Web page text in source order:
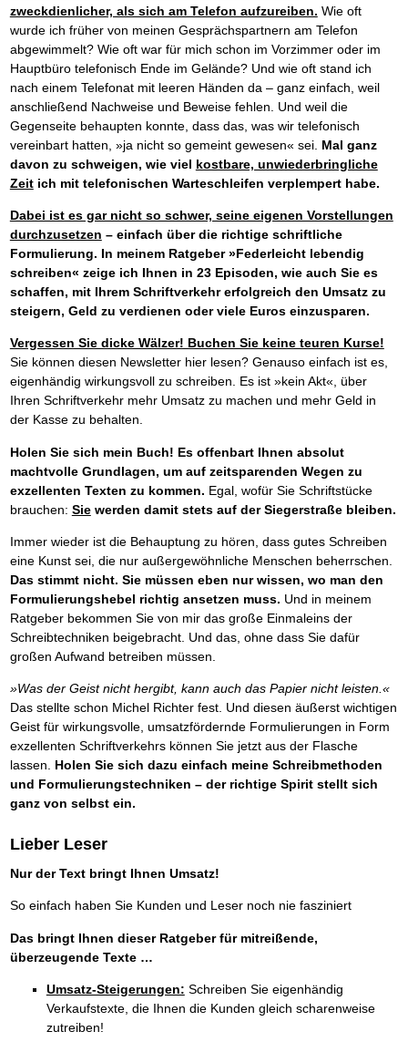
zweckdienlicher, als sich am Telefon aufzureiben. Wie oft
wurde ich früher von meinen Gesprächspartnern am Telefon
abgewimmelt? Wie oft war für mich schon im Vorzimmer oder im
Hauptbüro telefonisch Ende im Gelände? Und wie oft stand ich
nach einem Telefonat mit leeren Händen da – ganz einfach, weil
anschließend Nachweise und Beweise fehlen. Und weil die
Gegenseite behaupten konnte, dass das, was wir telefonisch
vereinbart hatten, »ja nicht so gemeint gewesen« sei. Mal ganz
davon zu schweigen, wie viel kostbare, unwiederbringliche
Zeitich mit telefonischen Warteschleifen verplempert habe.
Dabei ist es gar nicht so schwer, seine eigenen Vorstellungen
durchzusetzen – einfach über die richtige schriftliche
Formulierung. In meinem Ratgeber »Federleicht lebendig
schreiben« zeige ich Ihnen in 23 Episoden, wie auch Sie es
schaffen, mit Ihrem Schriftverkehr erfolgreich den Umsatz zu
steigern, Geld zu verdienen oder viele Euros einzusparen.
Vergessen Sie dicke Wälzer! Buchen Sie keine teuren Kurse!
Sie können diesen Newsletter hier lesen? Genauso einfach ist es,
eigenhändig wirkungsvoll zu schreiben. Es ist »kein Akt«, über
Ihren Schriftverkehr mehr Umsatz zu machen und mehr Geld in
der Kasse zu behalten.
Holen Sie sich mein Buch! Es offenbart Ihnen absolut
machtvolle Grundlagen, um auf zeitsparenden Wegen zu
exzellenten Texten zu kommen. Egal, wofür Sie Schriftstücke
brauchen: Siewerden damit stets auf der Siegerstraße bleiben.
Immer wieder ist die Behauptung zu hören, dass gutes Schreiben
eine Kunst sei, die nur außergewöhnliche Menschen beherrschen.
Das stimmt nicht. Sie müssen eben nur wissen, wo man den
Formulierungshebel richtig ansetzen muss. Und in meinem
Ratgeber bekommen Sie von mir das große Einmaleins der
Schreibtechniken beigebracht. Und das, ohne dass Sie dafür
großen Aufwand betreiben müssen.
»Was der Geist nicht hergibt, kann auch das Papier nicht leisten.«
Das stellte schon Michel Richter fest. Und diesen äußerst wichtigen
Geist für wirkungsvolle, umsatzfördernde Formulierungen in Form
exzellenten Schriftverkehrs können Sie jetzt aus der Flasche
lassen. Holen Sie sich dazu einfach meine Schreibmethoden
und Formulierungstechniken – der richtige Spirit stellt sich
ganz von selbst ein.
Lieber Leser
Nur der Text bringt Ihnen Umsatz!
So einfach haben Sie Kunden und Leser noch nie fasziniert
Das bringt Ihnen dieser Ratgeber für mitreißende,
überzeugende Texte …
Umsatz-Steigerungen: Schreiben Sie eigenhändig
Verkaufstexte, die Ihnen die Kunden gleich scharenweise
zutreiben!